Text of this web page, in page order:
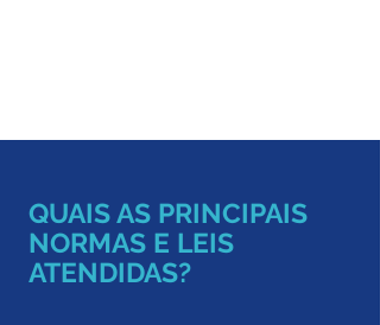
QUAIS AS PRINCIPAIS
NORMAS E LEIS
ATENDIDAS?